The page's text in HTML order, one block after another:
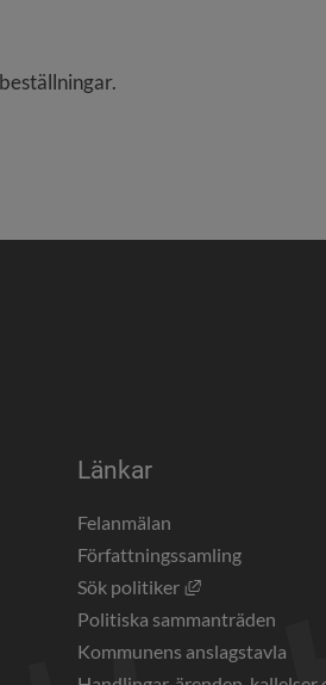
webbplats, öppnas i nytt fönster.
Länkar
Felanmälan
Författningssamling
Sök politiker
Länk till annan
Politiska sammanträden
Kommunens anslagstavla